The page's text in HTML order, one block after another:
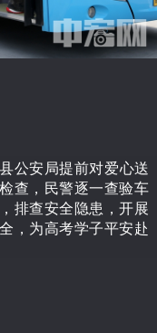
公安局提前对爱心送
查，民警逐一查验车
排查安全隐患，开展
，为高考学子平安赴